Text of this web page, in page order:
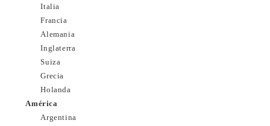
Italia
Francia
Alemania
Inglaterra
Suiza
Grecia
Holanda
América
Argentina